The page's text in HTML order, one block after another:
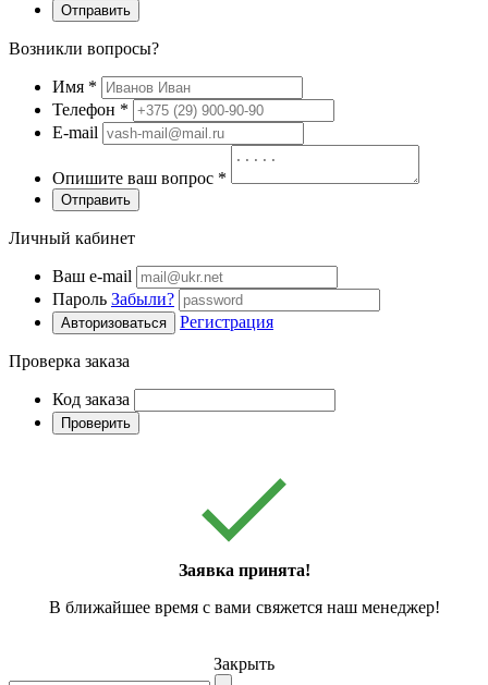
Отправить
Возникли вопросы?
Имя *
Телефон *
E-mail
Опишите ваш вопрос *
Отправить
Личный кабинет
Ваш e-mail
Пароль Забыли?
Авторизоваться Регистрация
Проверка заказа
Код заказа
Проверить
Заявка принята!
В ближайшее время с вами свяжется наш менеджер!
Закрыть